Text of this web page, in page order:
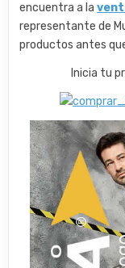
encuentra a la
representante de
productos antes
Inicia tu